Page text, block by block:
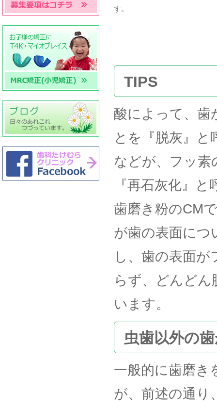
す。
TIPS
酸によって、歯
とを『脱灰』
などが、フッ素
『再石灰化』
歯磨き粉のCM
が歯の表面につ
し、歯の表面
らず、どんど
います。
虫歯以外の
一般的に歯磨き
が、前述の通り